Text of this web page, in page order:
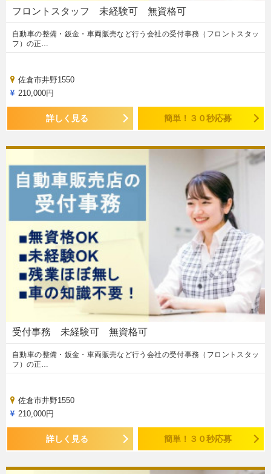
フロントスタッフ 未経験可 無資格可
自動車の整備・鈑金・車両販売など行う会社の受付事務（フロントスタッ
フ）の正…
佐倉市井野1550
210,000円
詳しく見る 簡単！３０秒応募
受付事務 未経験可 無資格可
自動車の整備・鈑金・車両販売など行う会社の受付事務（フロントスタッ
フ）の正…
佐倉市井野1550
210,000円
詳しく見る 簡単！３０秒応募